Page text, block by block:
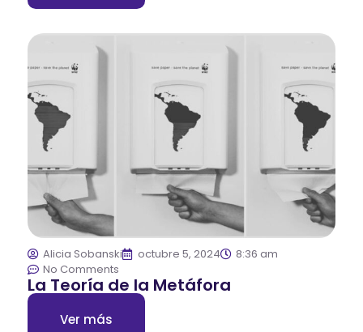
Alicia Sobanski octubre 5, 2024
8:36 am
No Comments
La Teoría de la Metáfora
Ver más